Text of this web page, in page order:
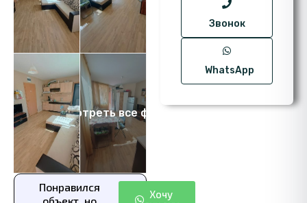
Посмотреть все фото 6
Понравился
Хочу
Звонок
WhatsApp